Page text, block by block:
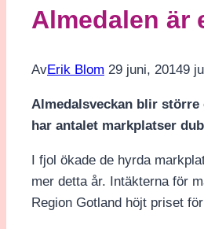
Almedalen är
AvErik Blom 29 juni, 20149
Almedalsveckan blir
har antalet markplatser
I fjol ökade de hyrda
mer detta år. Intäkterna för
Region Gotland höjt priset